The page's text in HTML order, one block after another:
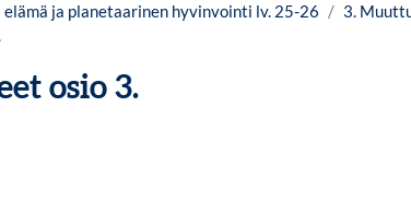
elämä ja planetaarinen hyvinvointi lv. 25-26
3.
osio 3.